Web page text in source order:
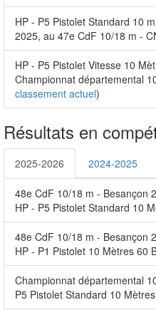
HP - P5 Pistolet Standard 10
2025, au 47e CdF 10/18 m -
HP - P5 Pistolet Vitesse 10
Championnat départemental
classement actuel)
Résultats en
2025-2026 2024-2025
48e CdF 10/18 m - Besançon
HP - P5 Pistolet Standard 10
48e CdF 10/18 m - Besançon
HP - P1 Pistolet 10 Mètres 60
Championnat départemental
P5 Pistolet Standard 10